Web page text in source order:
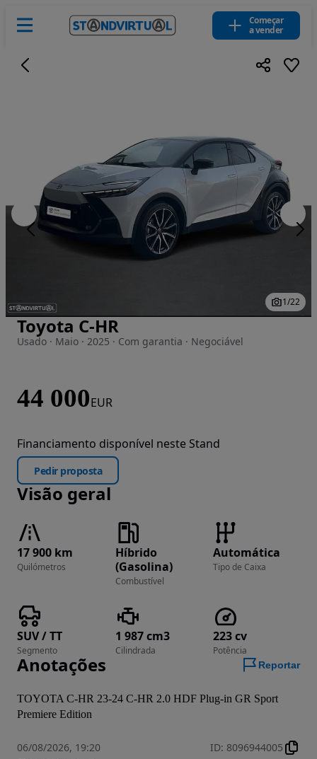
Começar
a vender
Imagem 1 de 22
1/22
Toyota C-HR
Usado · Maio · 2025 · Com garantia · Negociável
44 000EUR
Financiamento disponível neste Stand
Pedir proposta
Visão geral
17 900 km
Quilómetros
Híbrido
(Gasolina)
Combustível
Automática
Tipo de Caixa
SUV / TT
Segmento
1 987 cm3
Cilindrada
223 cv
Potência
Anotações Reportar
TOYOTA C-HR 23-24 C-HR 2.0 HDF Plug-in GR Sport
Premiere Edition
06/08/2026, 19:20 ID: 8096944005